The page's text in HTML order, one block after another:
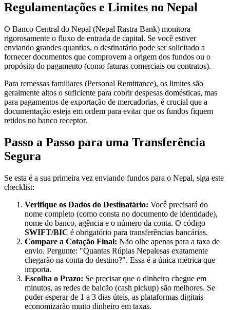
Regulamentações e Limites no Nepal
O Banco Central do Nepal (Nepal Rastra Bank) monitora
rigorosamente o fluxo de entrada de capital. Se você estiver
enviando grandes quantias, o destinatário pode ser solicitado a
fornecer documentos que comprovem a origem dos fundos ou o
propósito do pagamento (como faturas comerciais ou contratos).
Para remessas familiares (Personal Remittance), os limites são
geralmente altos o suficiente para cobrir despesas domésticas, mas
para pagamentos de exportação de mercadorias, é crucial que a
documentação esteja em ordem para evitar que os fundos fiquem
retidos no banco receptor.
Passo a Passo para uma Transferência
Segura
Se esta é a sua primeira vez enviando fundos para o Nepal, siga este
checklist:
Verifique os Dados do Destinatário: Você precisará do
nome completo (como consta no documento de identidade),
nome do banco, agência e o número da conta. O código
SWIFT/BIC é obrigatório para transferências bancárias.
Compare a Cotação Final: Não olhe apenas para a taxa de
envio. Pergunte: "Quantas Rúpias Nepalesas exatamente
chegarão na conta do destino?". Essa é a única métrica que
importa.
Escolha o Prazo: Se precisar que o dinheiro chegue em
minutos, as redes de balcão (cash pickup) são melhores. Se
puder esperar de 1 a 3 dias úteis, as plataformas digitais
economizarão muito dinheiro em taxas.